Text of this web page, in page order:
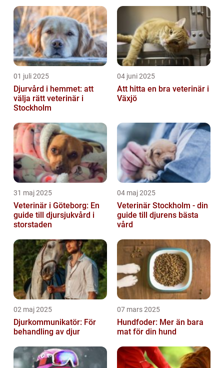
01 juli 2025
Djurvård i hemmet: att
välja rätt veterinär i
Stockholm
04 juni 2025
Att hitta en bra veterinär i
Växjö
31 maj 2025
Veterinär i Göteborg: En
guide till djursjukvård i
storstaden
04 maj 2025
Veterinär Stockholm - din
guide till djurens bästa
vård
02 maj 2025
Djurkommunikatör: För
behandling av djur
07 mars 2025
Hundfoder: Mer än bara
mat för din hund